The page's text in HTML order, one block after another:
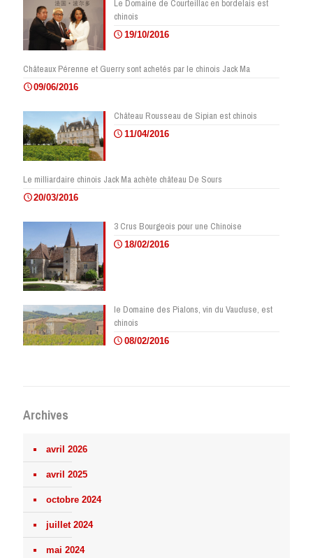
Le Domaine de Courteillac en bordelais est
chinois
19/10/2016
Châteaux Pérenne et Guerry sont achetés par le chinois Jack Ma
09/06/2016
Château Rousseau de Sipian est chinois
11/04/2016
Le milliardaire chinois Jack Ma achète château De Sours
20/03/2016
3 Crus Bourgeois pour une Chinoise
18/02/2016
le Domaine des Pialons, vin du Vaucluse, est
chinois
08/02/2016
Archives
avril 2026
avril 2025
octobre 2024
juillet 2024
mai 2024